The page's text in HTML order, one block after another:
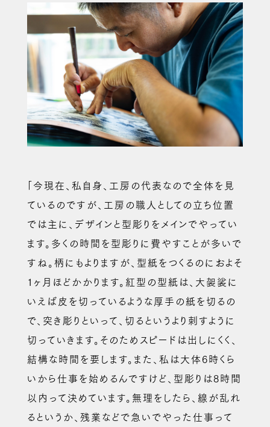
「今現在、私自身、工房の代表なので全体を見
ているのですが、工房の職人としての立ち位置
では主に、デザインと型彫りをメインでやってい
ます。多くの時間を型彫りに費やすことが多いで
すね。柄にもよりますが、型紙をつくるのにおよそ
１ヶ月ほどかかります。紅型の型紙は、大袈裟に
いえば皮を切っているような厚手の紙を切るの
で、突き彫りといって、切るというより刺すように
切っていきます。そのためスピードは出しにくく、
結構な時間を要します。また、私は大体6時くら
いから仕事を始めるんですけど、型彫りは8時間
以内って決めています。無理をしたら、線が乱れ
るというか、残業などで急いでやった仕事って